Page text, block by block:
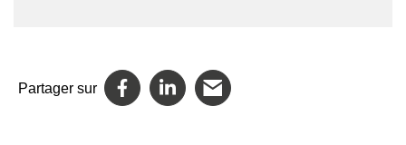
Partager sur